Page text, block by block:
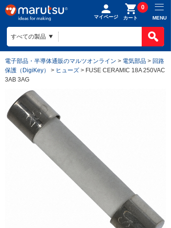
マイページ カート
0
MENU
電子部品・半導体通販のマルツオンライン > 電気部品 > 回路
保護（DigiKey）
> ヒューズ > FUSE CERAMIC 18A 250VAC
3AB 3AG